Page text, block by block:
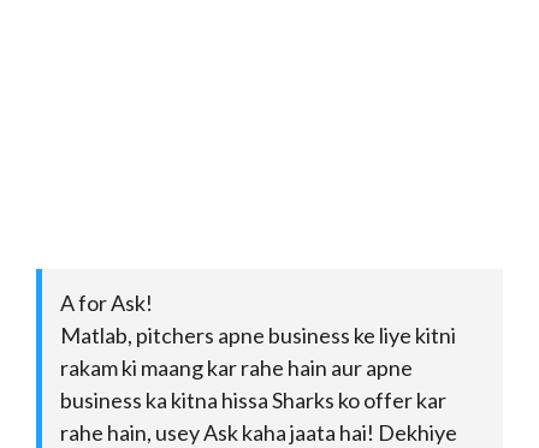
A for Ask!
Matlab, pitchers apne business ke liye kitni
rakam ki maang kar rahe hain aur apne
business ka kitna hissa Sharks ko offer kar
rahe hain, usey Ask kaha jaata hai! Dekhiye